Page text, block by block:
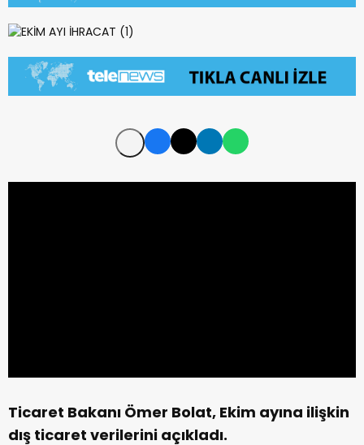
Ticaret Bakanı Ömer Bolat, Ekim ayına ilişkin
dış ticaret verilerini açıkladı.